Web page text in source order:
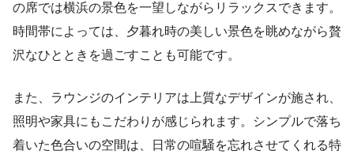
の席では横浜の景色を一望しながらリラックスできます。
時間帯によっては、夕暮れ時の美しい景色を眺めながら贅
沢なひとときを過ごすことも可能です。
また、ラウンジのインテリアは上質なデザインが施され、
照明や家具にもこだわりが感じられます。シンプルで落ち
着いた色合いの空間は、日常の喧騒を忘れさせてくれる特